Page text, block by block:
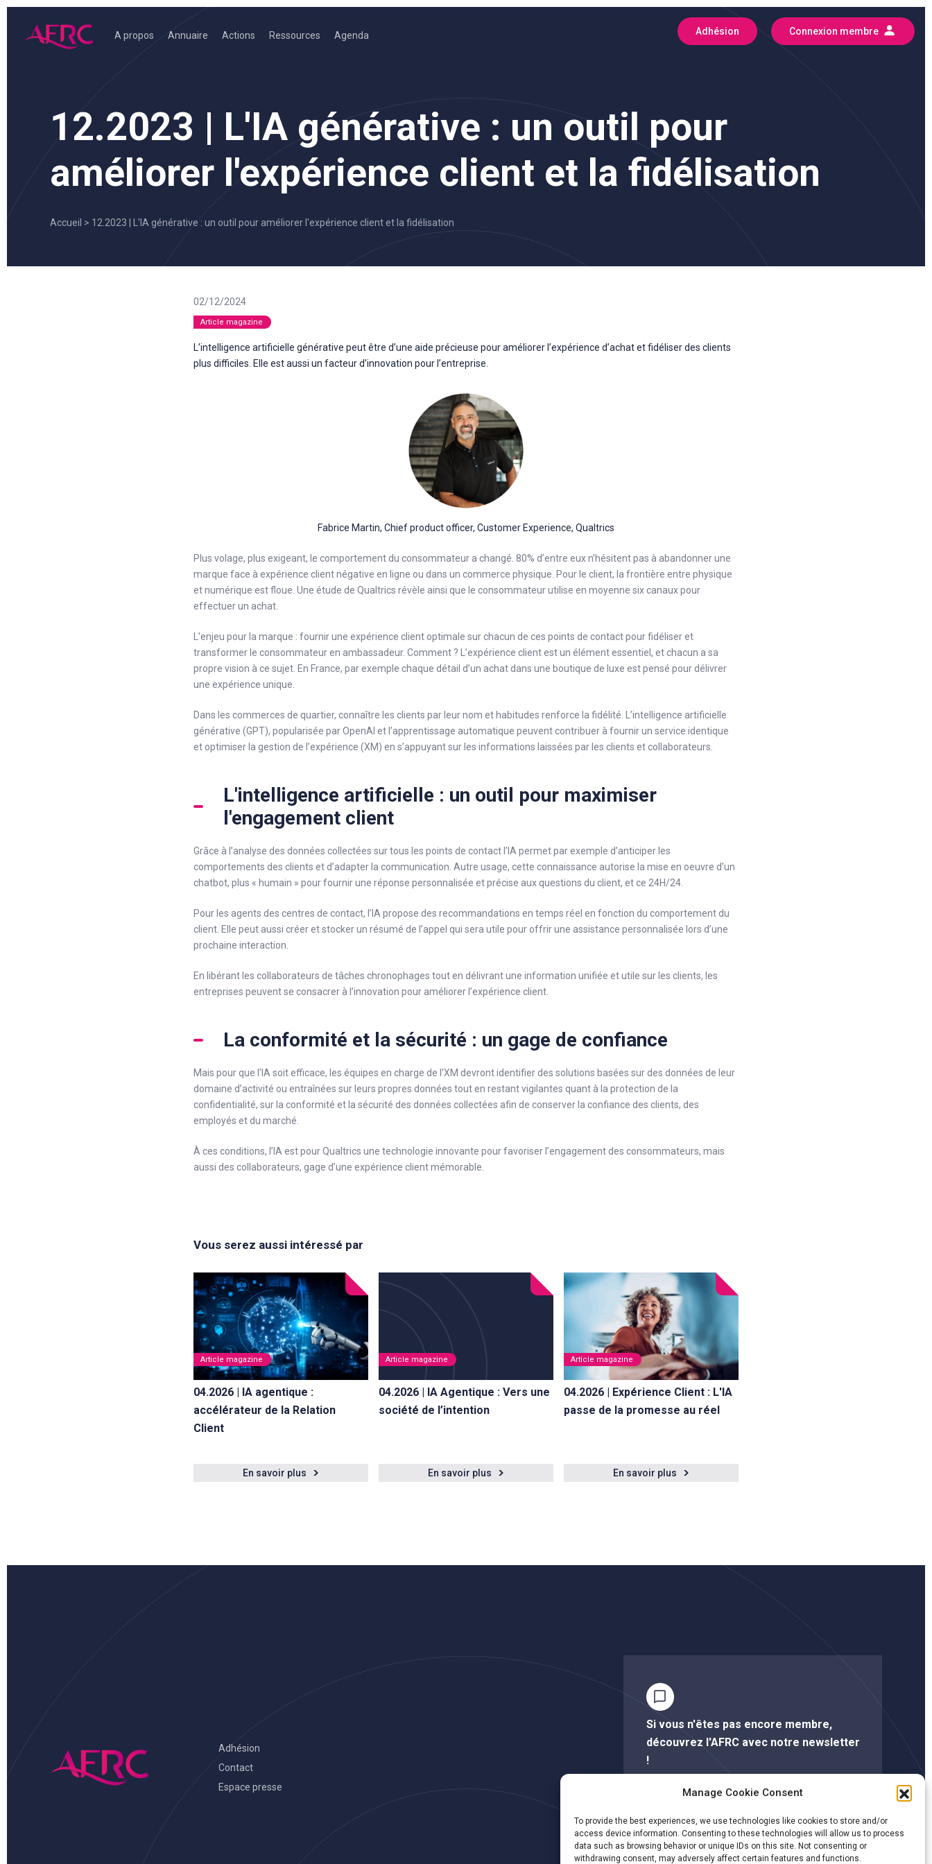
Manage Cookie Consent
To provide the best experiences, we use technologies like cookies to store and/or
access device information. Consenting to these technologies will allow us to process
data such as browsing behavior or unique IDs on this site. Not consenting or
withdrawing consent, may adversely affect certain features and functions.
A propos Annuaire Actions Ressources Agenda Connexion membre
Adhésion
12.2023 | L'IA générative : un outil pour
améliorer l'expérience client et la fidélisation
Accueil > 12.2023 | L'IA générative : un outil pour améliorer l'expérience client et la fidélisation
02/12/2024
Article magazine
L’intelligence artificielle générative peut être d’une aide précieuse pour améliorer l’expérience d’achat et fidéliser des clients
plus difficiles. Elle est aussi un facteur d’innovation pour l’entreprise.
Fabrice Martin, Chief product officer, Customer Experience, Qualtrics
Plus volage, plus exigeant, le comportement du consommateur a changé. 80% d’entre eux n’hésitent pas à abandonner une
marque face à expérience client négative en ligne ou dans un commerce physique. Pour le client, la frontière entre physique
et numérique est floue. Une étude de Qualtrics révèle ainsi que le consommateur utilise en moyenne six canaux pour
effectuer un achat.
L’enjeu pour la marque : fournir une expérience client optimale sur chacun de ces points de contact pour fidéliser et
transformer le consommateur en ambassadeur. Comment ? L’expérience client est un élément essentiel, et chacun a sa
propre vision à ce sujet. En France, par exemple chaque détail d’un achat dans une boutique de luxe est pensé pour délivrer
une expérience unique.
Dans les commerces de quartier, connaître les clients par leur nom et habitudes renforce la fidélité. L’intelligence artificielle
générative (GPT), popularisée par OpenAI et l’apprentissage automatique peuvent contribuer à fournir un service identique
et optimiser la gestion de l’expérience (XM) en s’appuyant sur les informations laissées par les clients et collaborateurs.
L'intelligence artificielle : un outil pour maximiser
l'engagement client
Grâce à l’analyse des données collectées sur tous les points de contact l’IA permet par exemple d’anticiper les
comportements des clients et d’adapter la communication. Autre usage, cette connaissance autorise la mise en oeuvre d’un
chatbot, plus « humain » pour fournir une réponse personnalisée et précise aux questions du client, et ce 24H/24.
Pour les agents des centres de contact, l’IA propose des recommandations en temps réel en fonction du comportement du
client. Elle peut aussi créer et stocker un résumé de l’appel qui sera utile pour offrir une assistance personnalisée lors d’une
prochaine interaction.
En libérant les collaborateurs de tâches chronophages tout en délivrant une information unifiée et utile sur les clients, les
entreprises peuvent se consacrer à l’innovation pour améliorer l’expérience client.
La conformité et la sécurité : un gage de confiance
Mais pour que l’IA soit efficace, les équipes en charge de l’XM devront identifier des solutions basées sur des données de leur
domaine d’activité ou entraînées sur leurs propres données tout en restant vigilantes quant à la protection de la
confidentialité, sur la conformité et la sécurité des données collectées afin de conserver la confiance des clients, des
employés et du marché.
À ces conditions, l’IA est pour Qualtrics une technologie innovante pour favoriser l’engagement des consommateurs, mais
aussi des collaborateurs, gage d’une expérience client mémorable.
Vous serez aussi intéressé par
Article magazine
04.2026 | IA agentique :
accélérateur de la Relation
Client
En savoir plus
Article magazine
04.2026 | IA Agentique : Vers une
société de l’intention
En savoir plus
Article magazine
04.2026 | Expérience Client : L'IA
passe de la promesse au réel
En savoir plus
Adhésion
Contact
Espace presse
Si vous n'êtes pas encore membre,
découvrez l'AFRC avec notre newsletter
!
S'abonner à la newsletter
Cliquez ici pour savoir si votre société est membre